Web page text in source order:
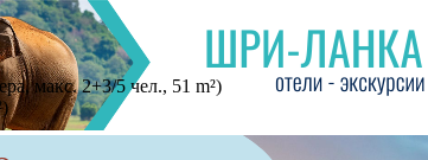
макс. 2+3/5 чел., 51 m²)